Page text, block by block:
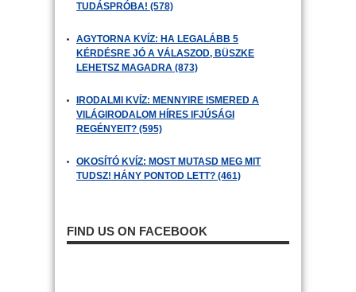
TUDÁSPRÓBA! (578)
AGYTORNA KVÍZ: HA LEGALÁBB 5
KÉRDÉSRE JÓ A VÁLASZOD, BÜSZKE
LEHETSZ MAGADRA (873)
IRODALMI KVÍZ: MENNYIRE ISMERED A
VILÁGIRODALOM HÍRES IFJÚSÁGI
REGÉNYEIT? (595)
OKOSÍTÓ KVÍZ: MOST MUTASD MEG MIT
TUDSZ! HÁNY PONTOD LETT? (461)
FIND US ON FACEBOOK